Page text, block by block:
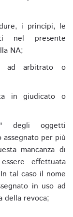
i principi, le
nel presente
NA;
ad arbitrato o
in giudicato o
degli oggetti
per più
mancanza di
effettuata
tal caso il nome
in uso ad
della revoca;